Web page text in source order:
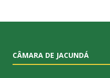
CÂMARA DE JACUNDÁ